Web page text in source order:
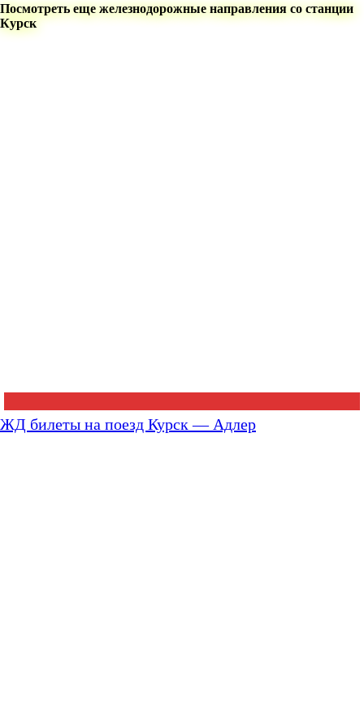
Посмотреть еще железнодорожные направления со станции
Курск
ЖД билеты на поезд Курск — Адлер